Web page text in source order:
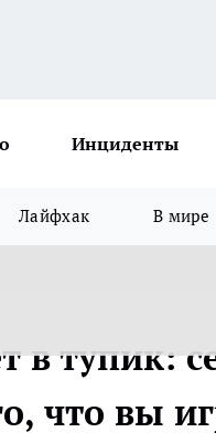
Инциденты
Лайфхак В мире
в тупик:
что вы